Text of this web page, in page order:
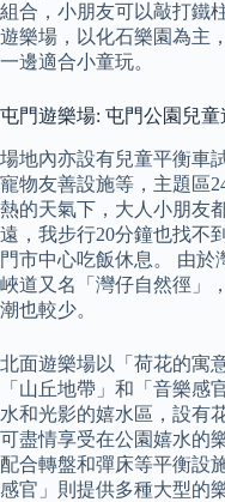
組合，小朋友可以敲打鐵
遊樂場，以化石樂園為主
一邊適合小童玩。
屯門遊樂場: 屯門公園兒童
場地內亦設有兒童平衡車
寵物友善設施等，主題區
熱的天氣下，大人小朋友
遠，我步行20分鐘也找不
門市中心吃飯休息。 由
峽道又名「灣仔自然徑」
潮也較少。
北面遊樂場以「荷花的寓
「山丘地帶」和「音樂感
水和光影的嬉水區，設有
可盡情享受在公園嬉水的
配合轉盤和彈床等平衡設
感官」則提供多種大型的